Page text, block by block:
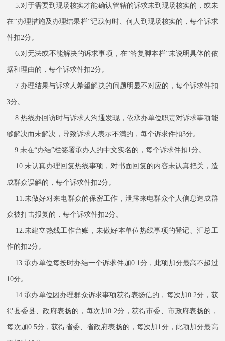
5.对于需要到现场核实才能确认管辖的诉求未到现场核实的，或未
在“办理措施及办理结果栏”记载何时、何人到现场核实的，每个诉求
件扣2分。
6.对无法或不能解决的诉求事项，在“答复脚本栏”未说明具体的依
据和理由的，每个诉求件扣2分。
7.办理结果与诉求人希望解决的问题明显不对应的，每个诉求件扣
3分。
8.热线办回访时与诉求人沟通发现，依承办单位职责对诉求事项能
够解决而未解决，导致诉求人表示不满的，每个诉求件扣3分。
9.未在“办结”栏签署承办人的中文实名的，每个诉求件扣1分。
10.未认真办理回复热线事项，对书面回复的内容未认真把关，造
成群众误解的，每个诉求件扣2分。
11.未做好对来电群众的保密工作，泄露来电群众个人信息造成群
众被打击报复的，每个诉求件扣2分。
12.未建立热线工作台账，未做好本单位热线事项的登记、汇总工
作的扣2分。
13.承办单位每按时办结一个诉求件加0.1分，此项加分最高不超过
10分。
14.承办单位因办理群众诉求事项获得表扬信的，每次加0.2分，获
得县委县、政府表扬的，每次加0.2分，获得市委、市政府表扬的，
每次加0.5分，获得省委、省政府表扬的，每次加1分，此项加分最高